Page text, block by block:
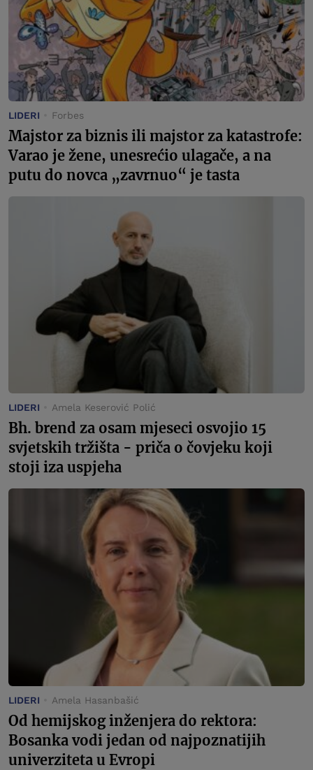
LIDERI Forbes
Majstor za biznis ili majstor za katastrofe:
Varao je žene, unesrećio ulagače, a na
putu do novca „zavrnuo“ je tasta
LIDERI Amela Keserović Polić
Bh. brend za osam mjeseci osvojio 15
svjetskih tržišta - priča o čovjeku koji
stoji iza uspjeha
LIDERI Amela Hasanbašić
Od hemijskog inženjera do rektora:
Bosanka vodi jedan od najpoznatijih
univerziteta u Evropi